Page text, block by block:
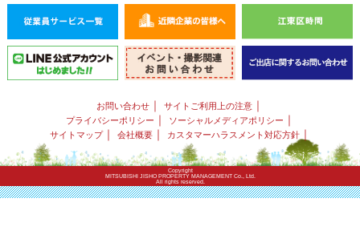
お問い合わせ ｜ サイトご利用上の注意 ｜
プライバシーポリシー ｜ ソーシャルメディアポリシー ｜
サイトマップ｜ 会社概要｜ カスタマーハラスメント対応方針｜
Copyright
MITSUBISHI JISHO PROPERTY MANAGEMENT Co., Ltd.
All rights reserved.